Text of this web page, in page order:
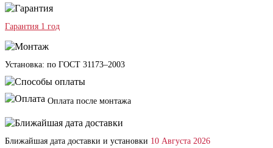
Гарантия 1 год
Установка: по ГОСТ 31173–2003
Оплата после монтажа
Ближайшая дата доставки и установки 10 Августа 2026